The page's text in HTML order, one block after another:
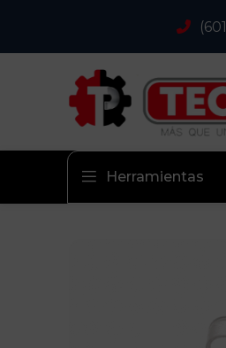
Herramientas